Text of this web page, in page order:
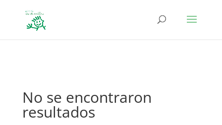
No se encontraron
resultados